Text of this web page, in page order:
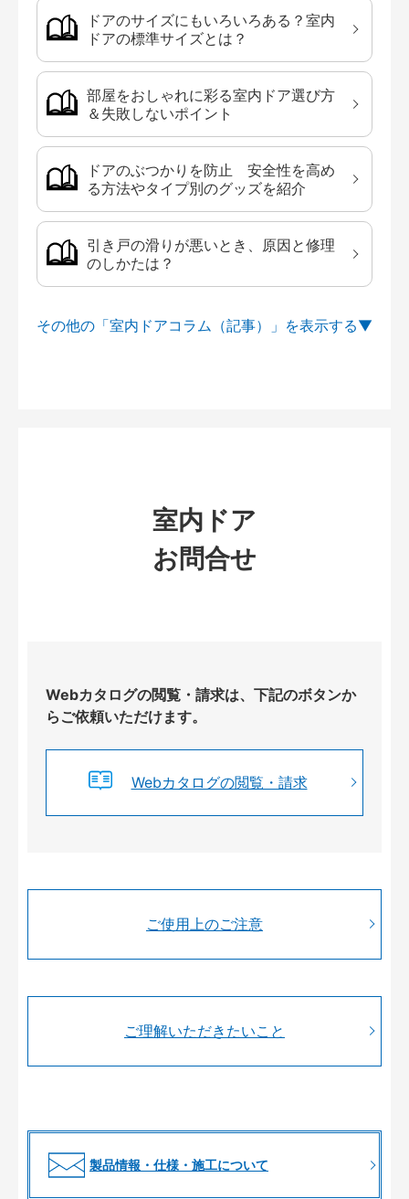
ドアのサイズにもいろいろある？室内
ドアの標準サイズとは？
部屋をおしゃれに彩る室内ドア選び方
＆失敗しないポイント
ドアのぶつかりを防止 安全性を高め
る方法やタイプ別のグッズを紹介
引き戸の滑りが悪いとき、原因と修理
のしかたは？
その他の「室内ドアコラム（記事）」を
室内ドア
お問合せ
Webカタログの閲覧・請求は、下記のボタンか
らご依頼いただけます。
Webカタログの閲覧・請求
ご使用上のご注意
ご理解いただきたいこと
製品情報・仕様・施工について